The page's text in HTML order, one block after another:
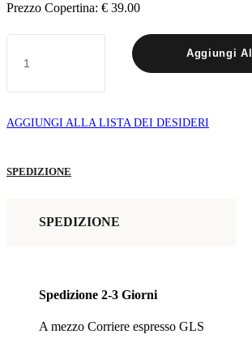
Prezzo Copertina: € 39.00
COMPENDIO
MEDICINA
Aggiungi
AGGIUNGI ALLA LISTA DEI DESIDERI
SPEDIZIONE
SPEDIZIONE
Spedizione 2-3 Giorni
A mezzo Corriere espresso GLS